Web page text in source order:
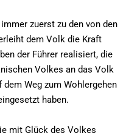
zuerst zu den von den
dem Volk die Kraft
der Führer realisiert, die
Volkes an das Volk
Weg zum Wohlergehen
haben.
mit Glück des Volkes